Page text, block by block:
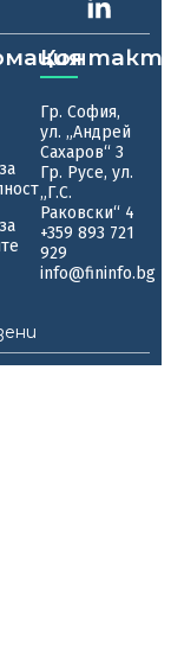
Гр. София,
ул. „Андрей
Сахаров“ 3
Гр. Русе, ул.
„Г.С.
Раковски“ 4
+359 893 721
929
info@fininfo.bg